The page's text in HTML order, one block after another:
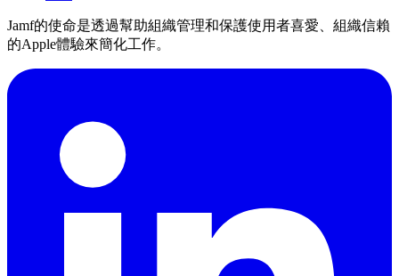
Jamf的使命是透過幫助組織管理和保護使用者喜愛、組織信賴
的Apple體驗來簡化工作。